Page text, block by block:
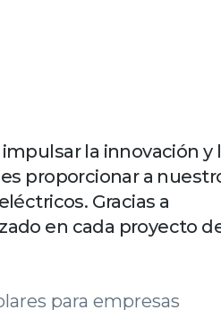
la innovación y
proporcionar a
Gracias a
en cada proyecto